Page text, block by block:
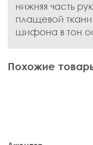
нижняя часть
плащевой
шифона в тон
Похожие